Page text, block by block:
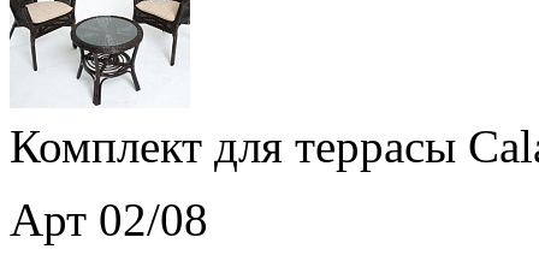
Комплект для террасы
Арт 02/08